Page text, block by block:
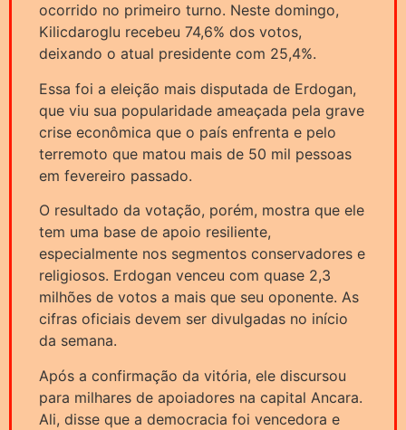
ocorrido no primeiro turno. Neste domingo,
Kilicdaroglu recebeu 74,6% dos votos,
deixando o atual presidente com 25,4%.
Essa foi a eleição mais disputada de Erdogan,
que viu sua popularidade ameaçada pela grave
crise econômica que o país enfrenta e pelo
terremoto que matou mais de 50 mil pessoas
em fevereiro passado.
O resultado da votação, porém, mostra que ele
tem uma base de apoio resiliente,
especialmente nos segmentos conservadores e
religiosos. Erdogan venceu com quase 2,3
milhões de votos a mais que seu oponente. As
cifras oficiais devem ser divulgadas no início
da semana.
Após a confirmação da vitória, ele discursou
para milhares de apoiadores na capital Ancara.
Ali, disse que a democracia foi vencedora e